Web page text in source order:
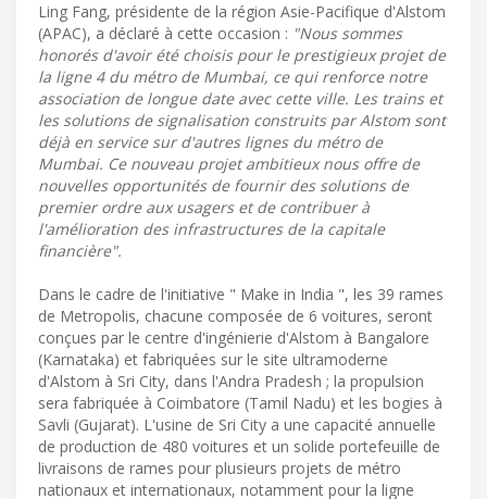
Ling Fang, présidente de la région Asie-Pacifique d'Alstom
(APAC), a déclaré à cette occasion : "Nous sommes
honorés d'avoir été choisis pour le prestigieux projet de
la ligne 4 du métro de Mumbai, ce qui renforce notre
association de longue date avec cette ville. Les trains et
les solutions de signalisation construits par Alstom sont
déjà en service sur d'autres lignes du métro de
Mumbai. Ce nouveau projet ambitieux nous offre de
nouvelles opportunités de fournir des solutions de
premier ordre aux usagers et de contribuer à
l'amélioration des infrastructures de la capitale
financière".
Dans le cadre de l'initiative " Make in India ", les 39 rames
de Metropolis, chacune composée de 6 voitures, seront
conçues par le centre d'ingénierie d'Alstom à Bangalore
(Karnataka) et fabriquées sur le site ultramoderne
d'Alstom à Sri City, dans l'Andra Pradesh ; la propulsion
sera fabriquée à Coimbatore (Tamil Nadu) et les bogies à
Savli (Gujarat). L'usine de Sri City a une capacité annuelle
de production de 480 voitures et un solide portefeuille de
livraisons de rames pour plusieurs projets de métro
nationaux et internationaux, notamment pour la ligne